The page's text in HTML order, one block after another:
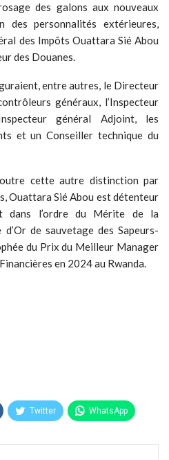
des galons aux nouveaux
personnalités extérieures,
des Impôts Ouattara Sié Abou
des Douanes.
entre autres, le Directeur
généraux, l’Inspecteur
général Adjoint, les
et un Conseiller technique du
cette autre distinction par
Ouattara Sié Abou est détenteur
dans l’ordre du Mérite de la
de sauvetage des Sapeurs-
du Prix du Meilleur Manager
en 2024 au Rwanda.
Twitter WhatsApp